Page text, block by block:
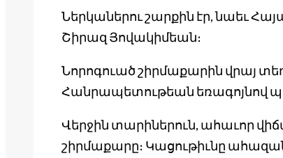
Ներկաներու շարքին էր, նաեւ
Շիրազ Յովակիմեան։
Նորոգուած շիրմաքարին վրայ
Հանրապետութեան եռագոյնով
Վերջին տարիներուն, ահաւոր
շիրմաքարը։ Կացութիւնը